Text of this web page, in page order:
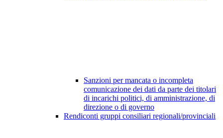
Sanzioni per mancata o incompleta
comunicazione dei dati da parte dei titolari
di incarichi politici, di amministrazione, di
direzione o di governo
Rendiconti gruppi consiliari regionali/provinciali